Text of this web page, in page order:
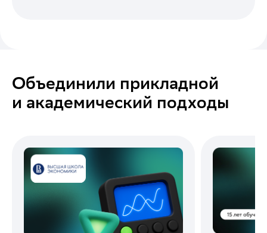
Объединили прикладной
и академический подходы